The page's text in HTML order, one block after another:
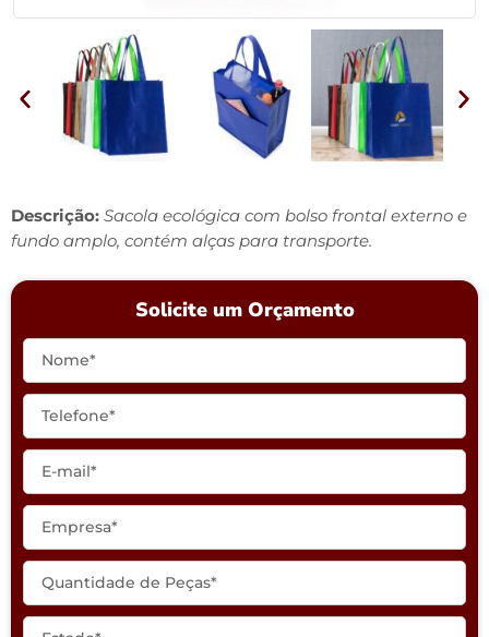
Descrição: Sacola ecológica com bolso frontal externo e
fundo amplo, contém alças para transporte.
Solicite um Orçamento